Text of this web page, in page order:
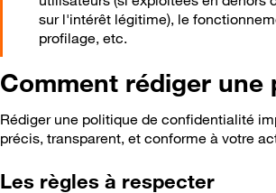
sur l'intérêt légitime), le
profilage, etc.
Comment rédiger
Rédiger une politique de confidentialité
précis, transparent, et conforme à votre
Les règles à respecter